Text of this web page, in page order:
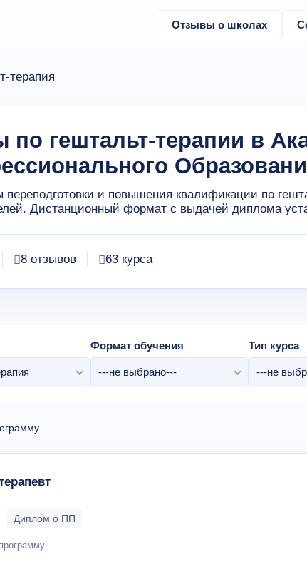
Отзывы о школах
терапия
по гештальт-терапии в
переподготовки и повышения квалификации по
Дистанционный формат с выдачей диплома
8 отзывов 63 курса
Формат обучения
---не выбрано---
Тип курса
---не
Диплом о ПП